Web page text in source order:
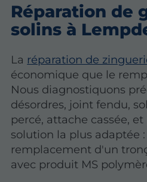
Réparation de
solins à
La réparation de
économique que le
Nous diagnostiquons
désordres, joint fendu,
percé, attache cassée,
solution la plus adaptée
remplacement d'un
avec produit MS